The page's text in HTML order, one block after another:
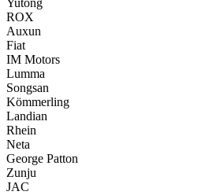
Yutong
ROX
Auxun
Fiat
IM Motors
Lumma
Songsan
Kömmerling
Landian
Rhein
Neta
George Patton
Zunju
JAC